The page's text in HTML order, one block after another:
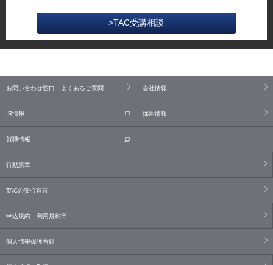
>TAC受講相談
お問い合わせ窓口・よくあるご質問 会社情報
IR情報 採用情報
就職情報
行動憲章
TACの安心宣言
申込規約・利用規約等
個人情報保護方針